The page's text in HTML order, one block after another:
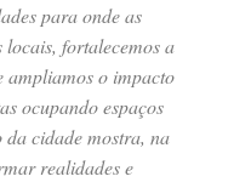
para onde as
locais, fortalecemos a
o impacto
ocupando espaços
cidade mostra, na
realidades e